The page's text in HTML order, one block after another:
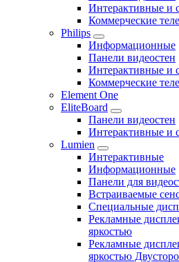
Интерактивные и
Коммерческие
Philips
Информационные
Панели видеостен
Интерактивные и
Коммерческие
Element One
EliteBoard
Панели видеостен
Интерактивные и
Lumien
Интерактивные
Информационные
Панели для
Встраиваемые
Специальные
Рекламные
яркостью
Рекламные
яркостью